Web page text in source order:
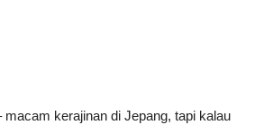
macam kerajinan di Jepang, tapi kalau